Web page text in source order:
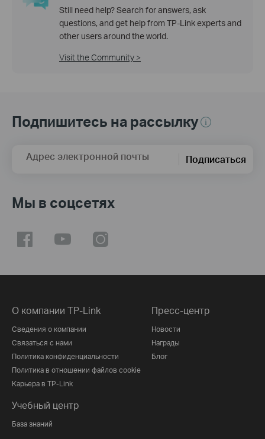
Still need help? Search for answers, ask
questions, and get help from TP-Link experts and
other users around the world.
Visit the Community >
Подпишитесь на рассылку
Адрес электронной почты Подписаться
Мы в соцсетях
О компании TP-Link
Сведения о компании
Связаться с нами
Политика конфиденциальности
Политика в отношении файлов cookie
Карьера в TP-Link
Пресс-центр
Новости
Награды
Блог
Учебный центр
База знаний